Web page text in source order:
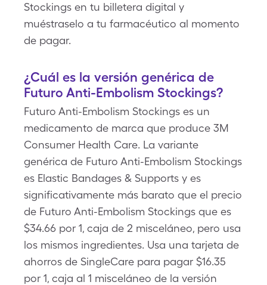
Stockings en tu billetera digital y
muéstraselo a tu farmacéutico al momento
de pagar.
¿Cuál es la versión genérica de
Futuro Anti-Embolism Stockings?
Futuro Anti-Embolism Stockings es un
medicamento de marca que produce 3M
Consumer Health Care. La variante
genérica de Futuro Anti-Embolism Stockings
es Elastic Bandages & Supports y es
significativamente más barato que el precio
de Futuro Anti-Embolism Stockings que es
$34.66 por 1, caja de 2 misceláneo, pero usa
los mismos ingredientes. Usa una tarjeta de
ahorros de SingleCare para pagar $16.35
por 1, caja al 1 misceláneo de la versión